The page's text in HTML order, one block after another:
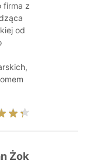
firma z
od
Żok